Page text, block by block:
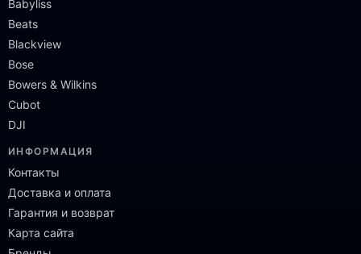
Babyliss
Beats
Blackview
Bose
Bowers & Wilkins
Cubot
DJI
ИНФОРМАЦИЯ
Контакты
Доставка и оплата
Гарантия и возврат
Карта сайта